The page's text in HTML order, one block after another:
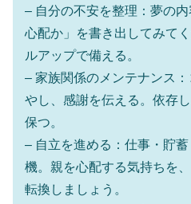
– 自分の不安を整理：夢の
心配か」を書き出してみて
ルアップで備える。
– 家族関係のメンテナンス
やし、感謝を伝える。依存
保つ。
– 自立を進める：仕事・貯
機。親を心配する気持ちを
転換しましょう。